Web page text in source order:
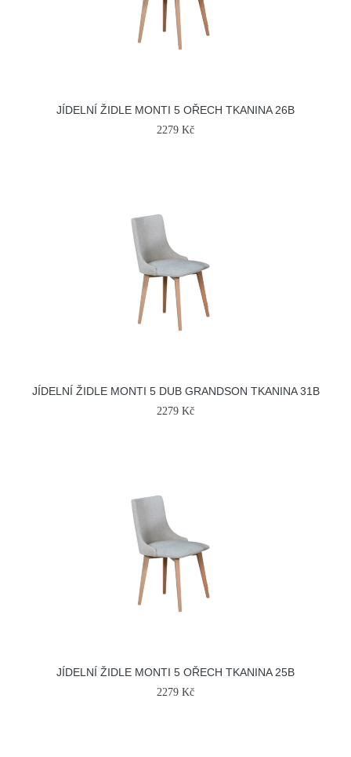
JÍDELNÍ ŽIDLE MONTI 5 OŘECH TKANINA 26B
2279 Kč
JÍDELNÍ ŽIDLE MONTI 5 DUB GRANDSON TKANINA 31B
2279 Kč
JÍDELNÍ ŽIDLE MONTI 5 OŘECH TKANINA 25B
2279 Kč